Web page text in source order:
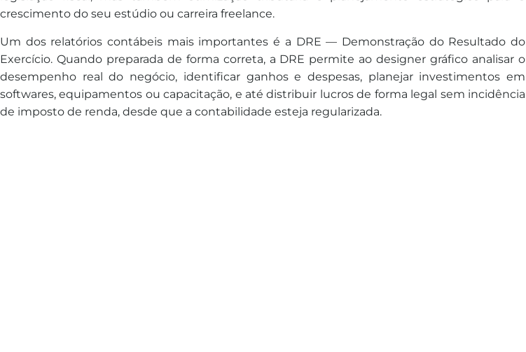
crescimento do seu estúdio ou carreira freelance.
Um dos relatórios contábeis mais importantes é a DRE — Demonstração do Resultado do
Exercício. Quando preparada de forma correta, a DRE permite ao designer gráfico analisar o
desempenho real do negócio, identificar ganhos e despesas, planejar investimentos em
softwares, equipamentos ou capacitação, e até distribuir lucros de forma legal sem incidência
de imposto de renda, desde que a contabilidade esteja regularizada.